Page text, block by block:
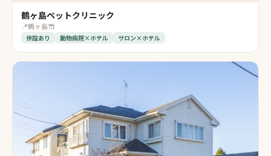
鶴ヶ島ペットクリニック
📍鶴ヶ島市
併設あり 動物病院×ホテル サロン×ホテル